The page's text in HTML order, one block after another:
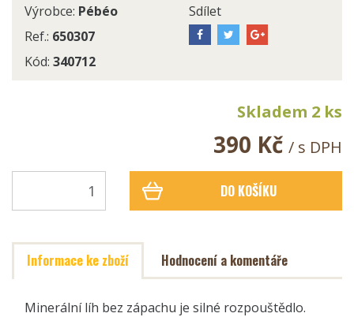
Výrobce: Pébéo
Ref.: 650307
Kód: 340712
Sdílet
Skladem 2 ks
390 Kč / s DPH
DO KOŠÍKU
Informace ke zboží Hodnocení a komentáře
Minerální líh bez zápachu je silné rozpouštědlo.